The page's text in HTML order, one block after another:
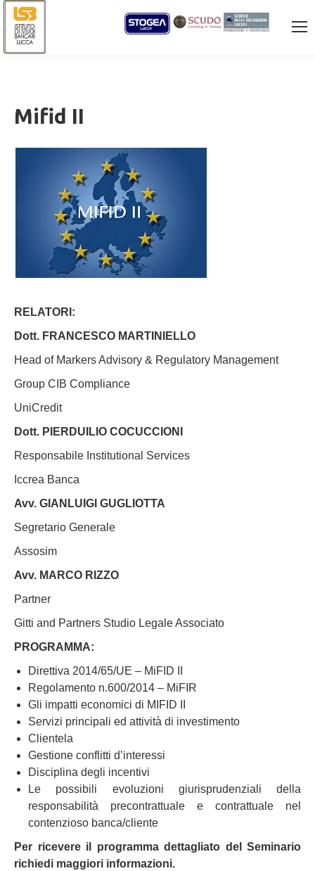
Mifid II
RELATORI:
Dott. FRANCESCO MARTINIELLO
Head of Markers Advisory & Regulatory Management
Group CIB Compliance
UniCredit
Dott. PIERDUILIO COCUCCIONI
Responsabile Institutional Services
Iccrea Banca
Avv. GIANLUIGI GUGLIOTTA
Segretario Generale
Assosim
Avv. MARCO RIZZO
Partner
Gitti and Partners Studio Legale Associato
PROGRAMMA:
Direttiva 2014/65/UE – MiFID II
Regolamento n.600/2014 – MiFIR
Gli impatti economici di MIFID II
Servizi principali ed attività di investimento
Clientela
Gestione conflitti d’interessi
Disciplina degli incentivi
Le possibili evoluzioni giurisprudenziali della
responsabilità precontrattuale e contrattuale nel
contenzioso banca/cliente
Per ricevere il programma dettagliato del Seminario
richiedi maggiori informazioni.